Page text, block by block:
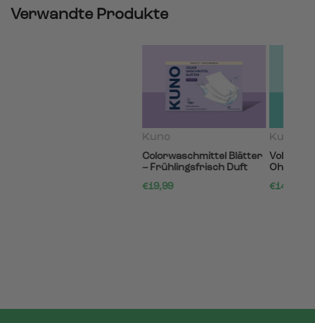
Verwandte Produkte
Colorwaschmittel Blätter
– Frühlingsfrisch Duft
Vollwaschmittel Blätter –
Ohne Duft